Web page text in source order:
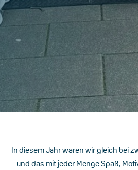
In diesem Jahr waren wir gleich bei
– und das mit jeder Menge Spaß,